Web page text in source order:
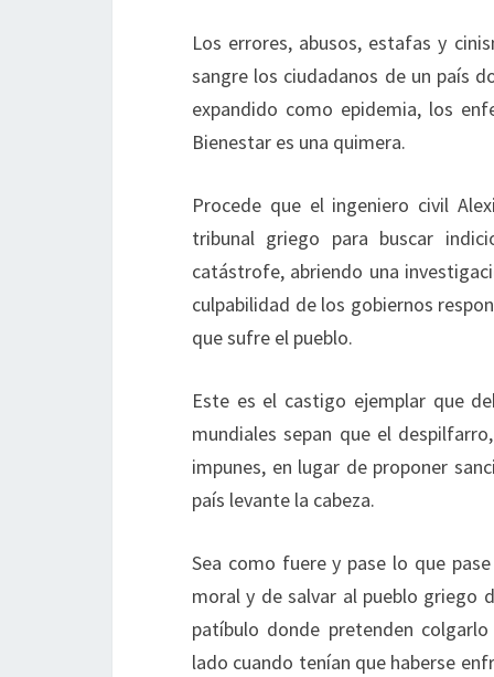
Los errores, abusos, estafas y
sangre los ciudadanos de un país
expandido como epidemia, los
Bienestar es una quimera.
Procede que el ingeniero civil
tribunal griego para buscar
catástrofe, abriendo una
culpabilidad de los gobiernos
que sufre el pueblo.
Este es el castigo ejemplar que
mundiales sepan que el
impunes, en lugar de proponer
país levante la cabeza.
Sea como fuere y pase lo que
moral y de salvar al pueblo griego
patíbulo donde pretenden
lado cuando tenían que haberse